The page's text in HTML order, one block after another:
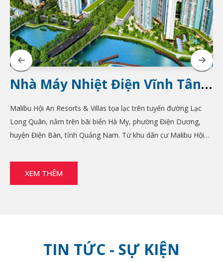
Nhà Máy Nhiệt Điện Vĩnh Tân 4
Malibu Hội An Resorts & Villas tọa lạc trên tuyến đường Lạc
Long Quân, nằm trên bãi biển Hà My, phường Điện Dương,
huyện Điện Bàn, tỉnh Quảng Nam. Từ khu dân cư Malibu Hội
Nẵng, khu phố cổ Hội An,…để vui chơi, giải trí.
XEM THÊM
TIN TỨC - SỰ KIỆN